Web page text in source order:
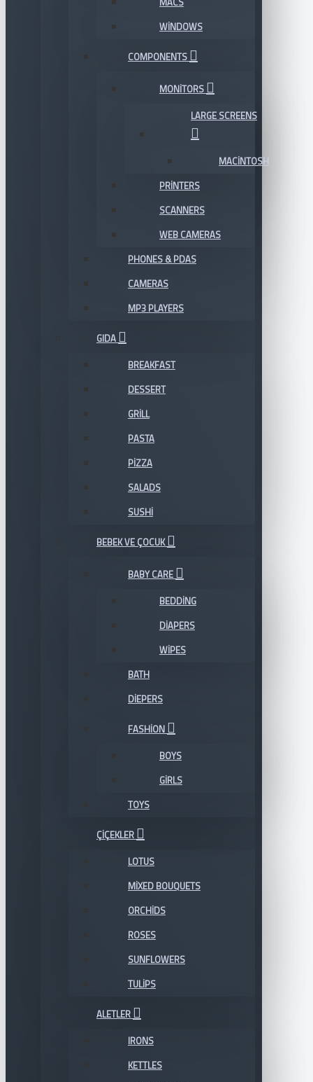
WINDOWS
COMPONENTS
MONITORS
LARGE SCREENS
MACINTOSH
PRINTERS
SCANNERS
WEB CAMERAS
PHONES & PDAS
CAMERAS
MP3 PLAYERS
GIDA
BREAKFAST
DESSERT
GRILL
PASTA
PIZZA
SALADS
SUSHI
BEBEK VE ÇOCUK
BABY CARE
BEDDING
DIAPERS
WIPES
BATH
DIEPERS
FASHION
BOYS
GIRLS
TOYS
ÇIÇEKLER
LOTUS
MIXED BOUQUETS
ORCHIDS
ROSES
SUNFLOWERS
TULIPS
ALETLER
IRONS
KETTLES